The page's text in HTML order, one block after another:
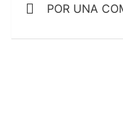
de
entradas
POR UNA